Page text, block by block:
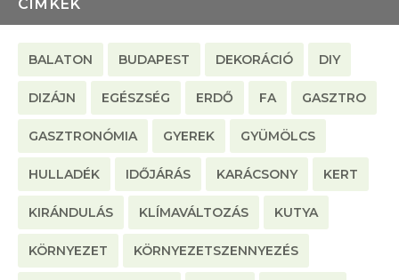
CÍMKÉK
BALATON BUDAPEST DEKORÁCIÓ DIY
DIZÁJN EGÉSZSÉG ERDŐ FA GASZTRO
GASZTRONÓMIA GYEREK GYÜMÖLCS
HULLADÉK IDŐJÁRÁS KARÁCSONY KERT
KIRÁNDULÁS KLÍMAVÁLTOZÁS KUTYA
KÖRNYEZET KÖRNYEZETSZENNYEZÉS